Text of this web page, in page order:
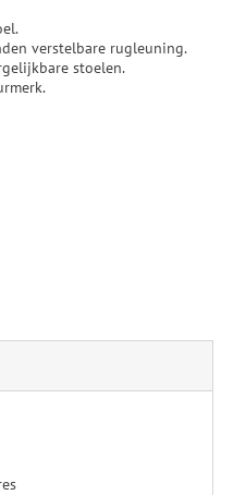
verstelbare rugleuning.
stoelen.